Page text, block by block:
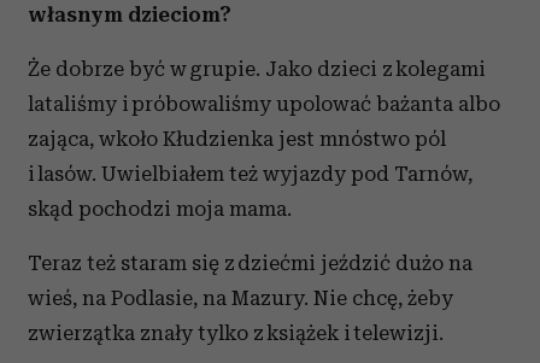
własnym dzieciom?
Że dobrze być w grupie. Jako dzieci z kolegami
lataliśmy i próbowaliśmy upolować bażanta albo
zająca, wkoło Kłudzienka jest mnóstwo pól
i lasów. Uwielbiałem też wyjazdy pod Tarnów,
skąd pochodzi moja mama.
Teraz też staram się z dziećmi jeździć dużo na
wieś, na Podlasie, na Mazury. Nie chcę, żeby
zwierzątka znały tylko z książek i telewizji.